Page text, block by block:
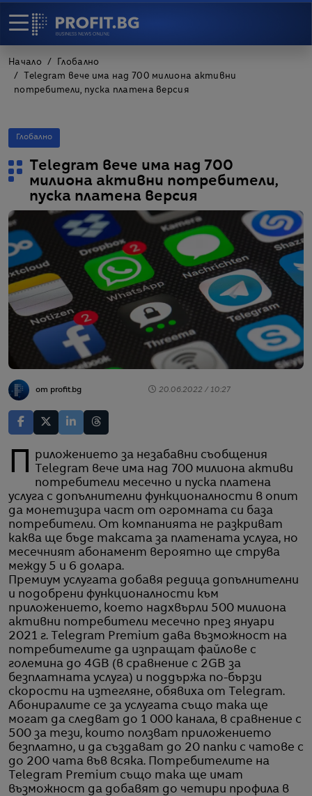
Начало
Глобално
Telegram вече има над 700 милиона активни
потребители, пуска платена версия
Глобално
Telegram вече има над 700
милиона активни потребители,
пуска платена версия
от profit.bg 20.06.2022 / 10:27
Приложението за незабавни съобщения
Telegram вече има над 700 милиона активи
потребители месечно и пуска платена
услуга с допълнителни функционалности в опит
да монетизира част от огромната си база
потребители. От компанията не разкриват
каква ще бъде таксата за платената услуга, но
месечният абонамент вероятно ще струва
между 5 и 6 долара.
Премиум услугата добавя редица допълнителни
и подобрени функционалности към
приложението, което надхвърли 500 милиона
активни потребители месечно през януари
2021 г. Telegram Premium дава възможност на
потребителите да изпращат файлове с
големина до 4GB (в сравнение с 2GB за
безплатната услуга) и поддържа по-бързи
скорости на изтегляне, обявиха от Telegram.
Абониралите се за услугата също така ще
могат да следват до 1 000 канала, в сравнение с
500 за тези, които ползват приложението
безплатно, и да създават до 20 папки с чатове с
до 200 чата във всяка. Потребителите на
Telegram Premium също така ще имат
възможност да добавят до четири профила в